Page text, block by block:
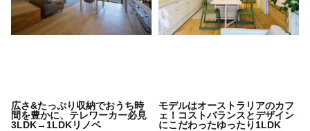
広さ&たっぷり収納でおうち時
間を豊かに、テレワーカー必見
3LDK→1LDKリノベ
モデルはオーストラリアのカフ
ェ！コストバランスとデザイン
にこだわったゆったり1LDK